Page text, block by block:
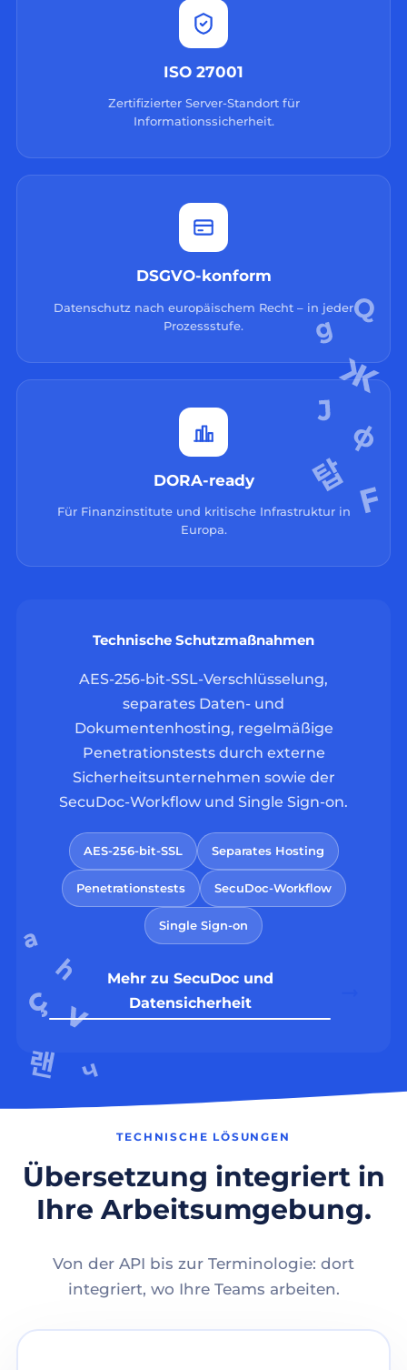
ISO 27001
Zertifizierter Server-Standort für
Informationssicherheit.
DSGVO-konform
Datenschutz nach europäischem Recht – in jeder
Prozessstufe.
DORA-ready
Für Finanzinstitute und kritische Infrastruktur in
Europa.
Technische Schutzmaßnahmen
AES-256-bit-SSL-Verschlüsselung,
separates Daten- und
Dokumentenhosting, regelmäßige
Penetrationstests durch externe
Sicherheitsunternehmen sowie der
SecuDoc-Workflow und Single Sign-on.
AES-256-bit-SSL Separates Hosting
Penetrationstests SecuDoc-Workflow
Single Sign-on
Mehr zu SecuDoc und
Datensicherheit
TECHNISCHE LÖSUNGEN
Übersetzung integriert in
Ihre Arbeitsumgebung.
Von der API bis zur Terminologie: dort
integriert, wo Ihre Teams arbeiten.